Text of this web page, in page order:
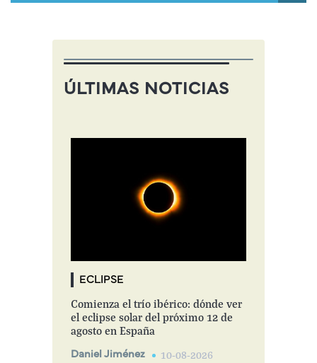
ÚLTIMAS NOTICIAS
ECLIPSE
Comienza el trío ibérico: dónde ver
el eclipse solar del próximo 12 de
agosto en España
Daniel Jiménez 10-08-2026